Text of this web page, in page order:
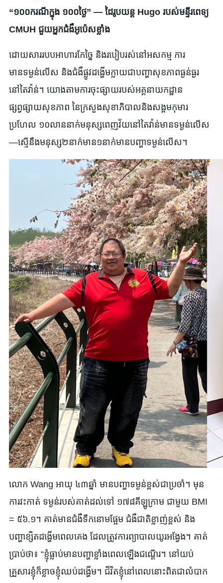
“១០០ករណីក្នុង ១០០ថ្ងៃ” — ដៃរូបយន្ត Hugo របស់មន្ទីរពេទ្យ
CMUH ជួយអ្នកជំងឺអូប៉េសខ្លាំង
ដោយសាររបបអាហារកែច្នៃ និងរបៀបរស់នៅអសកម្ម ការ
មានទម្ងន់លើស និងជំងឺផ្លូវដង្ហើមក្លាយជាបញ្ហាសុខភាពធ្ងន់ធ្ងរ
នៅតៃវ៉ាន់។ យោងតាមការចុះផ្សាយរបស់អគ្គនាយកដ្ឋាន
ផ្សព្វផ្សាយសុខភាព នៃក្រសួងសុខាភិបាលនិងសង្គមកុមារ
ប្រហែល ១០លាននាក់មនុស្សពេញវ័យនៅតៃវ៉ាន់មានទម្ងន់លើស
—ស្មើនឹងមនុស្ស២នាក់មាន១នាក់មានបញ្ហាទម្ងន់លើស។
លោក Wang អាយុ ៤៣ឆ្នាំ មានបញ្ហាទម្ងន់ខ្ពស់ជាប្រចាំ។ មុន
ការវះកាត់ ទម្ងន់របស់គាត់ដល់ទៅ ១៧៨គីឡូក្រាម ជាមួយ BMI
= ៥៦.១។ គាត់មានជំងឺទឹកនោមផ្អែម ជំងឺជាតិខ្លាញ់ខ្ពស់ និង
បញ្ហាខ្សិតដង្ហើមពេលគេង ដែលត្រូវការព្យាបាលយូរអង្វែង។ គាត់
ប្រាប់ថា៖ “ខ្ញុំធ្លាប់មានបញ្ហាខ្លាំងពេលឡើងជណ្ដើរ។ នៅយប់
គ្រួសារខ្ញុំក៏ខ្លាចខ្ញុំឈប់ដង្ហើម។ ជីវិតខ្ញុំនៅពេលនោះពិតជាលំបាក